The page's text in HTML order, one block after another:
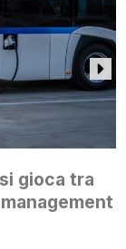
gioca tra